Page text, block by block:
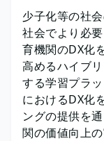
少子化等の社
社会でより必
育機関のDX化
高めるハイブ
する学習プラ
におけるDX化
ングの提供を
関の価値向上の